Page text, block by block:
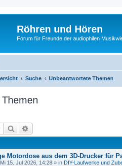
Röhren und Hören
Forum für Freunde der audiophilen
Suche Unbeantwortete Themen
Suche
Motordose aus dem 3D-Drucker für
Mi 15. Jul 2026, 14:28 » in DIY-Laufwerke und